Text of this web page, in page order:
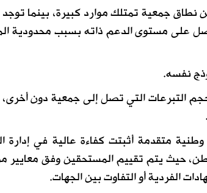
جمعية تمتلك موارد كبيرة، بينما
على مستوى الدعم ذاته بسبب محدودية
نفسه.
التبرعات التي تصل إلى جمعية دون أخرى،
متقدمة أثبتت كفاءة عالية في إدارة
حيث يتم تقييم المستحقين وفق معايير
الفردية أو التفاوت بين الجهات.